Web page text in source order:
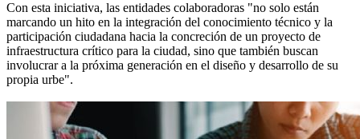
Con esta iniciativa, las entidades colaboradoras "no solo están
marcando un hito en la integración del conocimiento técnico y la
participación ciudadana hacia la concreción de un proyecto de
infraestructura crítico para la ciudad, sino que también buscan
involucrar a la próxima generación en el diseño y desarrollo de su
propia urbe".